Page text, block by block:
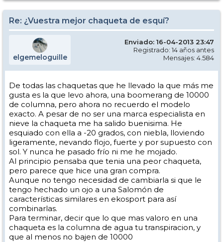
Re: ¿Vuestra mejor chaqueta de esquí?
elgemeloguille
Enviado: 16-04-2013 23:47
Registrado: 14 años antes
Mensajes: 4.584
De todas las chaquetas que he llevado la que más me
gusta es la que levo ahora, una boomerang de 10000
de columna, pero ahora no recuerdo el modelo
exacto. A pesar de no ser una marca especialista en
nieve la chaqueta me ha salido buenisima. He
esquiado con ella a -20 grados, con niebla, lloviendo
ligeramente, nevando flojo, fuerte y por supuesto con
sol. Y nunca he pasado frío ni me he mojado.
Al principio pensaba que tenia una peor chaqueta,
pero parece que hice una gran compra.
Aunque no tengo necesidad de cambiarla si que le
tengo hechado un ojo a una Salomón de
características similares en ekosport para así
combinarlas.
Para terminar, decir que lo que mas valoro en una
chaqueta es la columna de agua tu transpiracion, y
que al menos no bajen de 10000